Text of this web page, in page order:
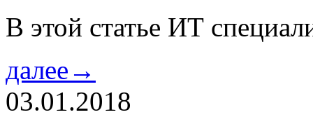
В этой статье ИТ
далее→
03.01.2018